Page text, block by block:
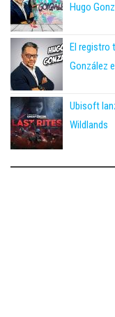
Hugo
El registro
González
Ubisoft
Wildlands